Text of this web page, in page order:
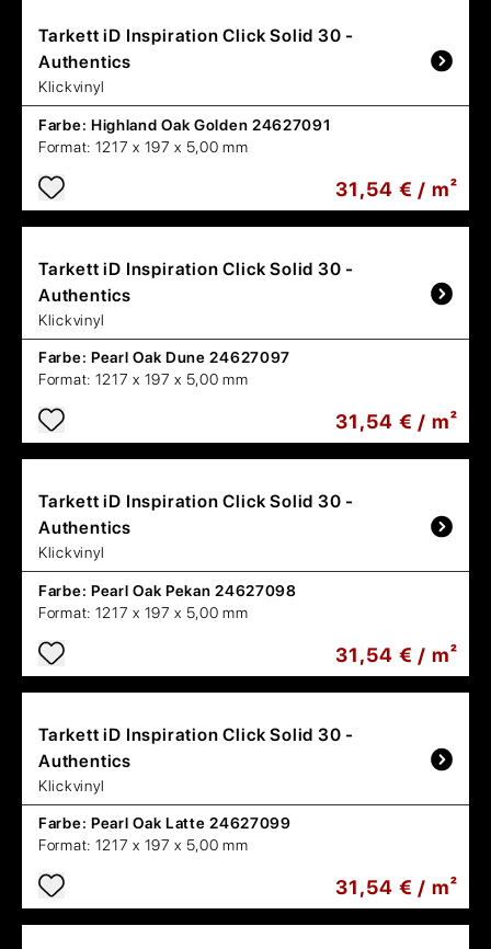
Tarkett iD Inspiration Click Solid 30 -
Authentics
Klickvinyl
Farbe: Highland Oak Golden 24627091
Format: 1217 x 197 x 5,00 mm
31,54 € / m²
Tarkett iD Inspiration Click Solid 30 -
Authentics
Klickvinyl
Farbe: Pearl Oak Dune 24627097
Format: 1217 x 197 x 5,00 mm
31,54 € / m²
Tarkett iD Inspiration Click Solid 30 -
Authentics
Klickvinyl
Farbe: Pearl Oak Pekan 24627098
Format: 1217 x 197 x 5,00 mm
31,54 € / m²
Tarkett iD Inspiration Click Solid 30 -
Authentics
Klickvinyl
Farbe: Pearl Oak Latte 24627099
Format: 1217 x 197 x 5,00 mm
31,54 € / m²